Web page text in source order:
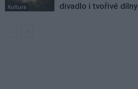
Kultura
divadlo i tvořivé dílny